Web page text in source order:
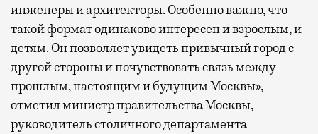
инженеры и архитекторы. Особенно важно, что
такой формат одинаково интересен и взрослым, и
детям. Он позволяет увидеть привычный город с
другой стороны и почувствовать связь между
прошлым, настоящим и будущим Москвы», —
отметил министр правительства Москвы,
руководитель столичного департамента